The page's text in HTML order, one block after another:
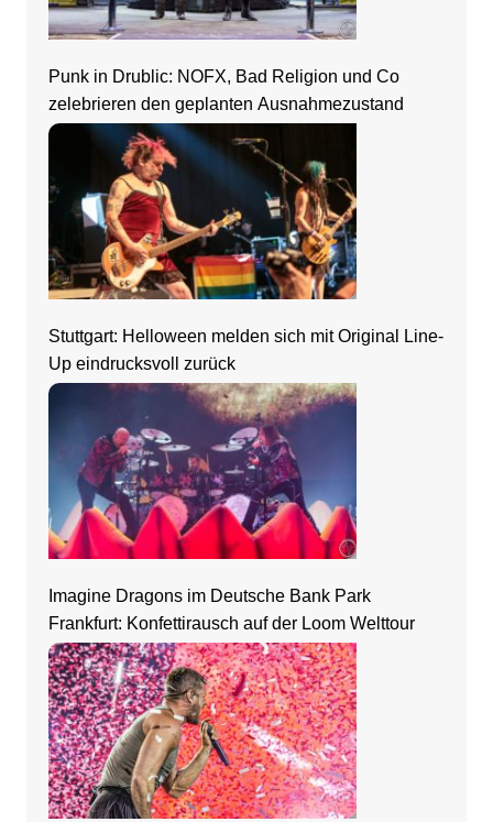
Punk in Drublic: NOFX, Bad Religion und Co
zelebrieren den geplanten Ausnahmezustand
Stuttgart: Helloween melden sich mit Original Line-
Up eindrucksvoll zurück
Imagine Dragons im Deutsche Bank Park
Frankfurt: Konfettirausch auf der Loom Welttour